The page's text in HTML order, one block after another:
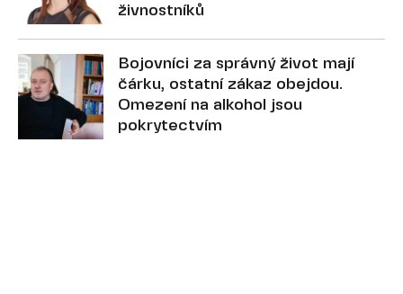
živnostníků
Bojovníci za správný život mají
čárku, ostatní zákaz obejdou.
Omezení na alkohol jsou
pokrytectvím